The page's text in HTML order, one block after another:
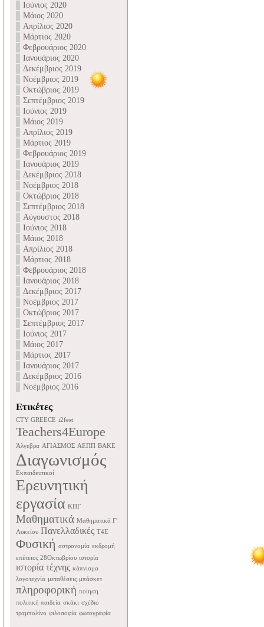
Ιούνιος 2020
Μάιος 2020
Απρίλιος 2020
Μάρτιος 2020
Φεβρουάριος 2020
Ιανουάριος 2020
Δεκέμβριος 2019
Νοέμβριος 2019
Οκτώβριος 2019
Σεπτέμβριος 2019
Ιούνιος 2019
Μάιος 2019
Απρίλιος 2019
Μάρτιος 2019
Φεβρουάριος 2019
Ιανουάριος 2019
Δεκέμβριος 2018
Νοέμβριος 2018
Οκτώβριος 2018
Σεπτέμβριος 2018
Αύγουστος 2018
Ιούνιος 2018
Μάιος 2018
Απρίλιος 2018
Μάρτιος 2018
Φεβρουάριος 2018
Ιανουάριος 2018
Δεκέμβριος 2017
Νοέμβριος 2017
Οκτώβριος 2017
Σεπτέμβριος 2017
Ιούνιος 2017
Μάιος 2017
Μάρτιος 2017
Ιανουάριος 2017
Δεκέμβριος 2016
Νοέμβριος 2016
Ετικέτες
CTY GREECE i2fest
Teachers4Europe
Άλγεβρα ΑΓΙΑΣΜΟΣ ΑΕΠΠ ΒΑΚΕ
Διαγωνισμός
Εκπαιδευτικοί
Ερευνητική
εργασία ΚΠΓ
Μαθηματικά Μαθηματικά Γ'
Λυκείου Πανελλαδικές Τ4Ε
Φυσική αστρονομία εκδρομή
επέτειος 28Οκτωβρίου ιστορία
ιστορία τέχνης κάπνισμα
λογοτεχνία μεταθέσεις μπάσκετ
πληροφορική ποίηση
πολιτική παιδεία σκάκι σχέδιο
τραμπολίνο φιλοσοφία φωτογραφία